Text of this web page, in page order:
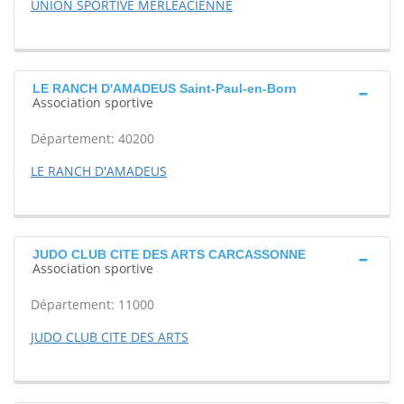
UNION SPORTIVE MERLEACIENNE
LE RANCH D'AMADEUS Saint-Paul-en-Born
Association sportive
Département: 40200
LE RANCH D'AMADEUS
JUDO CLUB CITE DES ARTS CARCASSONNE
Association sportive
Département: 11000
JUDO CLUB CITE DES ARTS